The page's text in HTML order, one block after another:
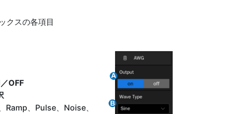
クスの各項目
OFF
、Pulse、Noise、